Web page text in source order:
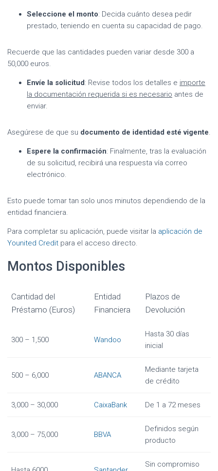
Seleccione el monto: Decida cuánto desea pedir
prestado, teniendo en cuenta su capacidad de pago.
Recuerde que las cantidades pueden variar desde 300 a
50,000 euros.
Envíe la solicitud: Revise todos los detalles e importe
la documentación requerida si es necesario antes de
enviar.
Asegúrese de que su documento de identidad esté vigente.
Espere la confirmación: Finalmente, tras la evaluación
de su solicitud, recibirá una respuesta vía correo
electrónico.
Esto puede tomar tan solo unos minutos dependiendo de la
entidad financiera.
Para completar su aplicación, puede visitar la aplicación de
Younited Credit para el acceso directo.
Montos Disponibles
Cantidad del
Préstamo (Euros)
Entidad
Financiera
Plazos de
Devolución
300 – 1,500 Wandoo
Hasta 30 días
inicial
500 – 6,000 ABANCA
Mediante tarjeta
de crédito
3,000 – 30,000 CaixaBank De 1 a 72 meses
3,000 – 75,000 BBVA
Definidos según
producto
Sin compromiso